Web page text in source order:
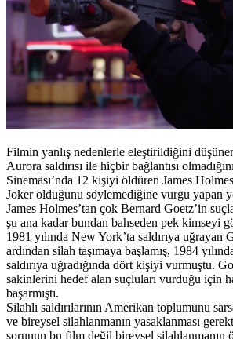
Filmin yanlış nedenlerle eleştirildiğini
Aurora saldırısı ile hiçbir bağlantısı
Sineması’nda 12 kişiyi öldüren James
Joker olduğunu söylemediğine vurgu yapan
James Holmes’tan çok Bernard Goetz’in
şu ana kadar bundan bahseden pek kimseyi
1981 yılında New York’ta saldırıya uğrayan
ardından silah taşımaya başlamış, 1984
saldırıya uğradığında dört kişiyi vurmuştu.
sakinlerini hedef alan suçluları vurduğu için
başarmıştı.
Silahlı saldırılarının Amerikan toplumunu
ve bireysel silahlanmanın yasaklanması
sorunun bu film değil bireysel silahlanmanın